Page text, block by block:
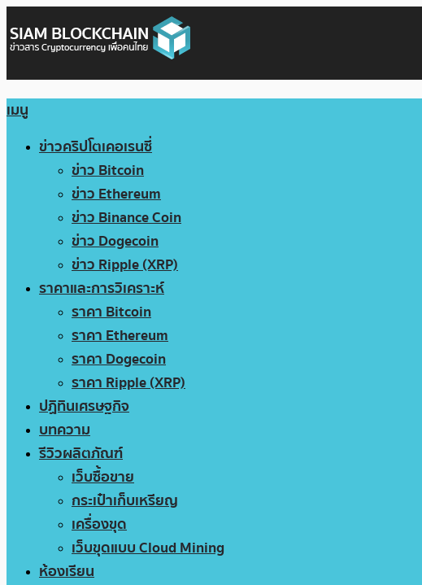
เมนู
ข่าวคริปโตเคอเรนซี่
ข่าว Bitcoin
ข่าว Ethereum
ข่าว Binance Coin
ข่าว Dogecoin
ข่าว Ripple (XRP)
ราคาและการวิเคราะห์
ราคา Bitcoin
ราคา Ethereum
ราคา Dogecoin
ราคา Ripple (XRP)
ปฏิทินเศรษฐกิจ
บทความ
รีวิวผลิตภัณฑ์
เว็บซื้อขาย
กระเป๋าเก็บเหรียญ
เครื่องขุด
เว็บขุดแบบ Cloud Mining
ห้องเรียน